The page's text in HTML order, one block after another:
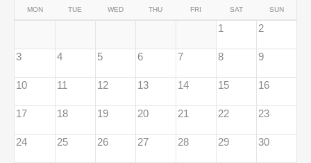
MON TUE WED THU FRI SAT SUN
1 2
3 4 5 6 7 8 9
10 11 12 13 14 15 16
17 18 19 20 21 22 23
24 25 26 27 28 29 30